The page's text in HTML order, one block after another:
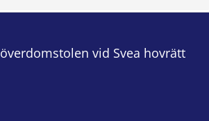
vid Svea hovrätt